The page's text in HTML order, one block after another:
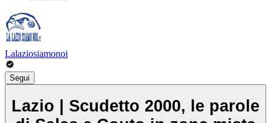
Lalaziosiamonoi
Segui
Lazio | Scudetto 2000, le parole